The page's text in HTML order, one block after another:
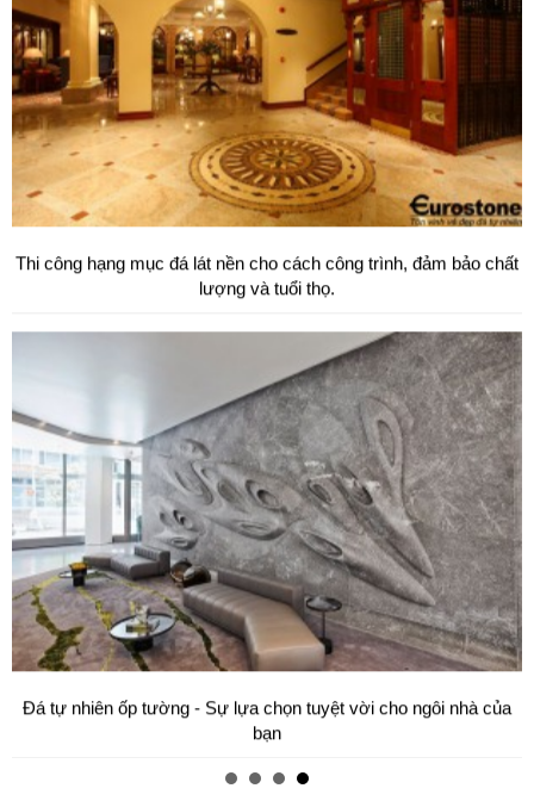
Thi công hạng mục đá lát nền cho cách công trình, đảm bảo chất
lượng và tuổi thọ.
Đá tự nhiên ốp tường - Sự lựa chọn tuyệt vời cho ngôi nhà của
bạn